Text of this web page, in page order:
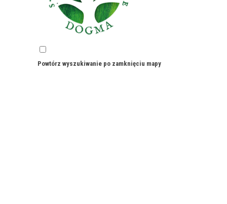
MIERZĘCICE - Gminna Biblioteka Publiczna ul.
Wolności 62A (Punkt Nieodpłatnego
Powtórz wyszukiwanie po zamknięciu mapy